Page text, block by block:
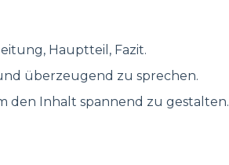
Hauptteil, Fazit.
überzeugend zu sprechen.
den Inhalt spannend zu gestalten.